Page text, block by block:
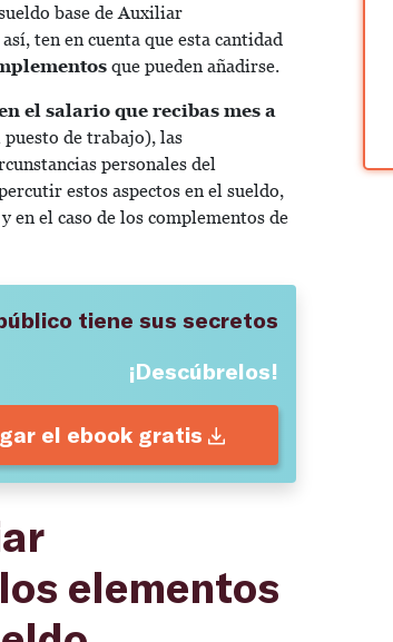
base de Auxiliar
ten en cuenta que esta cantidad
que pueden añadirse.
el salario que recibas mes a
puesto de trabajo), las
personales del
estos aspectos en el sueldo,
y en el caso de los complementos de
tiene sus secretos
¡Descúbrelos!
el ebook gratis
elementos